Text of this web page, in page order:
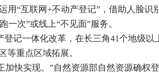
用“互联网+不动产登记”，借助人脸识
次”或线上“不见面”服务。
记一体化改革，在长三角41个地级以
等重点区域拓展。
加快实现。”自然资源部自然资源确权